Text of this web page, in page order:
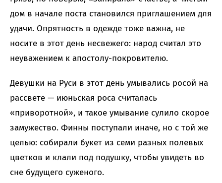
дом в начале поста становился приглашением для
удачи. Опрятность в одежде тоже важна, не
носите в этот день несвежего: народ считал это
неуважением к апостолу-покровителю.
Девушки на Руси в этот день умывались росой на
рассвете — июньская роса считалась
«приворотной», и такое умывание сулило скорое
замужество. Финны поступали иначе, но с той же
целью: собирали букет из семи разных полевых
цветков и клали под подушку, чтобы увидеть во
сне будущего суженого.